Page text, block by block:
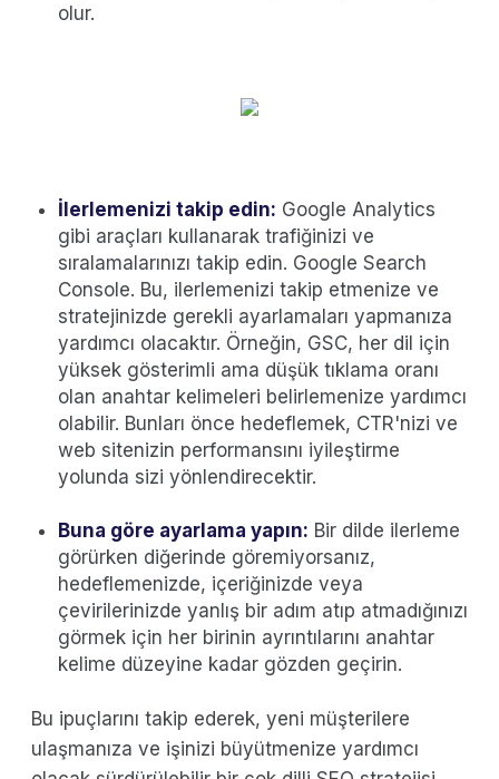
olur.
İlerlemenizi takip edin: Google Analytics
gibi araçları kullanarak trafiğinizi ve
sıralamalarınızı takip edin. Google Search
Console. Bu, ilerlemenizi takip etmenize ve
stratejinizde gerekli ayarlamaları yapmanıza
yardımcı olacaktır. Örneğin, GSC, her dil için
yüksek gösterimli ama düşük tıklama oranı
olan anahtar kelimeleri belirlemenize yardımcı
olabilir. Bunları önce hedeflemek, CTR'nizi ve
web sitenizin performansını iyileştirme
yolunda sizi yönlendirecektir.
Buna göre ayarlama yapın: Bir dilde ilerleme
görürken diğerinde göremiyorsanız,
hedeflemenizde, içeriğinizde veya
çevirilerinizde yanlış bir adım atıp atmadığınızı
görmek için her birinin ayrıntılarını anahtar
kelime düzeyine kadar gözden geçirin.
Bu ipuçlarını takip ederek, yeni müşterilere
ulaşmanıza ve işinizi büyütmenize yardımcı